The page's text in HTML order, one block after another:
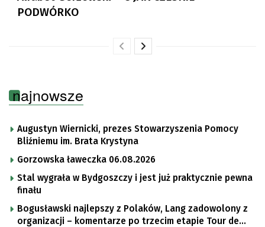
PODWÓRKO
najnowsze
Augustyn Wiernicki, prezes Stowarzyszenia Pomocy
Bliźniemu im. Brata Krystyna
Gorzowska ławeczka 06.08.2026
Stal wygrała w Bydgoszczy i jest już praktycznie pewna
finału
Bogusławski najlepszy z Polaków, Lang zadowolony z
organizacji – komentarze po trzecim etapie Tour de